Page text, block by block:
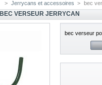
> Jerrycans et accessoires > bec
BEC VERSEUR JERRYCAN
bec verseur